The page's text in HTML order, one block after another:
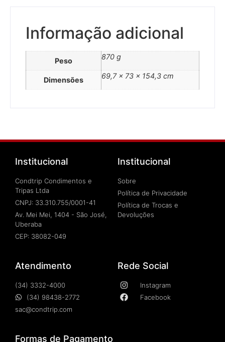
Informação adicional
Peso 870 g
Dimensões 69,7 × 73 × 154,3 cm
Institucional
Condtrip Condimentos e
Tripas Ltda
CNPJ: 33.310.755/0001-41
Av. Mei Mei, 1404 - São José,
Uberaba
CEP: 38082-049
Institucional
Sobre
Política de Privacidade
Política de Trocas e
Devoluções
Atendimento
(34) 3332-4000
(34) 98438-2772
sac@condtrip.com
Rede Social
Instagram
Facebook
Formas de Pagamento